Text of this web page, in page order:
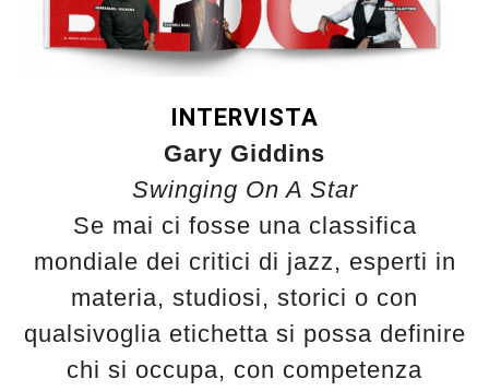
INTERVISTA
Gary Giddins
Swinging On A Star
Se mai ci fosse una classifica
mondiale dei critici di jazz, esperti in
materia, studiosi, storici o con
qualsivoglia etichetta si possa definire
chi si occupa, con competenza